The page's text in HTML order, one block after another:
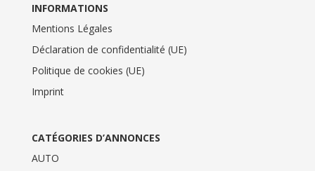
INFORMATIONS
Mentions Légales
Déclaration de confidentialité (UE)
Politique de cookies (UE)
Imprint
CATÉGORIES D’ANNONCES
AUTO